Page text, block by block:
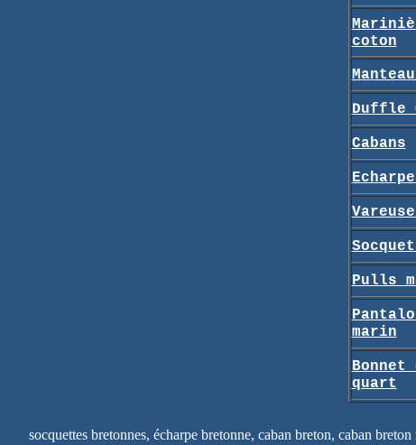
coton
Duffle
Cabans
Pulls
marin
Bonnet
quart
socquettes bretonnes, écharpe bretonne, caban breton, caban